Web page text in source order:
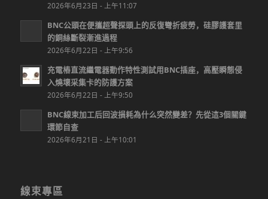
2026年6月23日 - 上午11:07
BNC公頭在便攜超聲探頭上的反復彎折疲勞，硅膠護套里
的銅絲斷裂漸進過程
2026年6月22日 - 上午9:56
充電樁直流繼電器動作特性測試用BNC插座，高壓瞬態侵
入燒壞采集卡的防護方案
2026年6月22日 - 上午9:50
BNC線束加工后回波損耗為什么突然變差？先從這3個關鍵
環節自查
2026年6月21日 - 上午10:01
線束專區